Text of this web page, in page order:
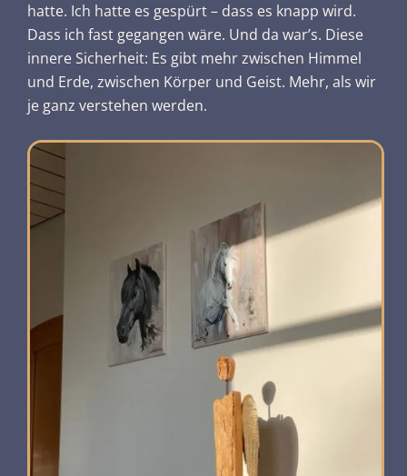
hatte. Ich hatte es gespürt – dass es knapp wird.
Dass ich fast gegangen wäre. Und da war’s. Diese
innere Sicherheit: Es gibt mehr zwischen Himmel
und Erde, zwischen Körper und Geist. Mehr, als wir
je ganz verstehen werden.